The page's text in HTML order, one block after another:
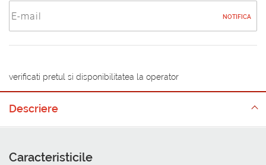
NOTIFICA
verificati pretul si disponibilitatea la operator
Descriere
Caracteristicile